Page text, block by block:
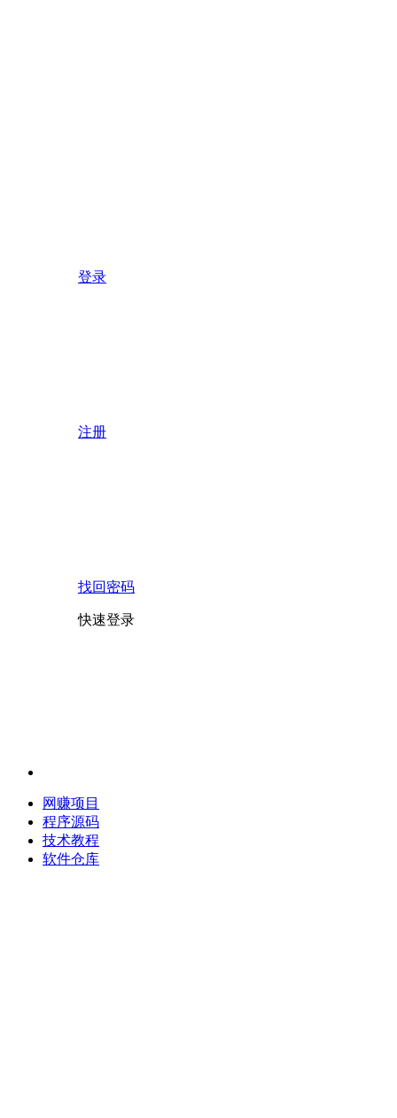
登录
注册
找回密码
快速登录
网赚项目
程序源码
技术教程
软件仓库